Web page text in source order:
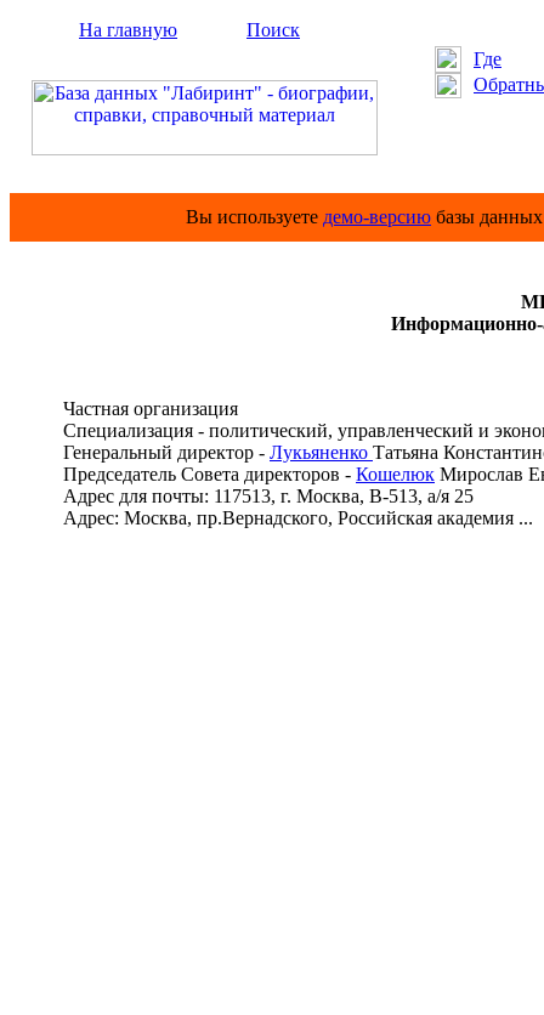
На главную
Поиск
Где
Вы используете демо-версию базы
Информационно-
Частная организация
Специализация - политический, управленческий и
Генеральный директор - Лукьяненко Татьяна
Председатель Совета директоров - Кошелюк Мирослав
Адрес для почты: 117513, г. Москва, В-513, а/я 25
Адрес: Москва, пр.Вернадского, Российская академия ...